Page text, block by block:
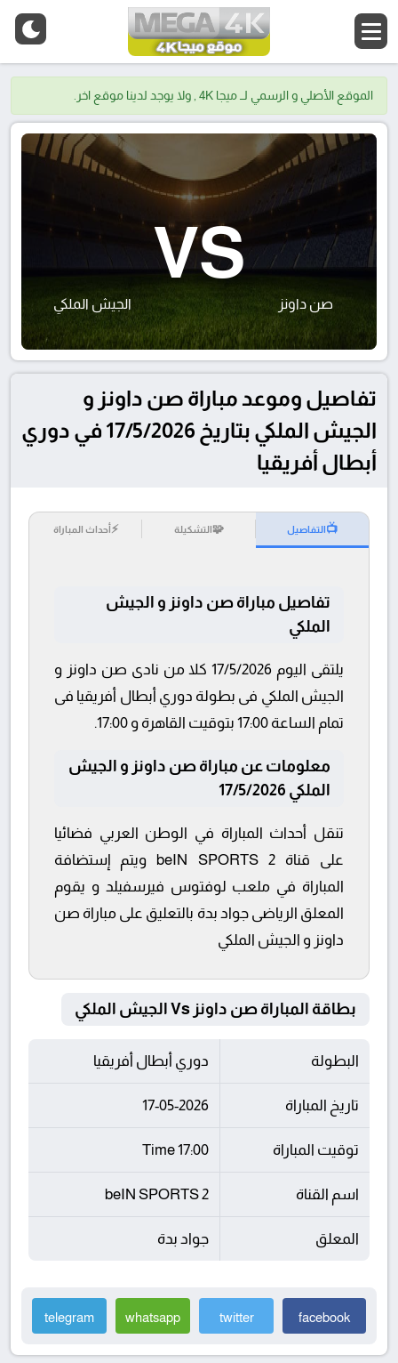
الموقع الأصلي و الرسمي لــ ميجا 4K , ولا يوجد لدينا موقع اخر.
صن داونز
VS
الجيش الملكي
تفاصيل وموعد مباراة صن داونز و
الجيش الملكي بتاريخ 17/5/2026 في دوري
أبطال أفريقيا
📺التفاصيل 🧩التشكيلة ⚡أحداث المباراة
تفاصيل مباراة صن داونز و الجيش
الملكي
يلتقى اليوم 17/5/2026 كلا من نادى صن داونز و
الجيش الملكي فى بطولة دوري أبطال أفريقيا فى
تمام الساعة 17:00 بتوقيت القاهرة و 17:00.
معلومات عن مباراة صن داونز و الجيش
الملكي 17/5/2026
تنقل أحداث المباراة في الوطن العربي فضائيا
على قناة beIN SPORTS 2 ويتم إستضافة
المباراة في ملعب لوفتوس فيرسفيلد و يقوم
المعلق الرياضى جواد بدة بالتعليق على مباراة صن
داونز و الجيش الملكي
بطاقة المباراة صن داونز Vs الجيش الملكي
البطولة دوري أبطال أفريقيا
تاريخ المباراة 17-05-2026
توقيت المباراة 17:00 Time
اسم القناة beIN SPORTS 2
المعلق جواد بدة
facebook
twitter
whatsapp
telegram